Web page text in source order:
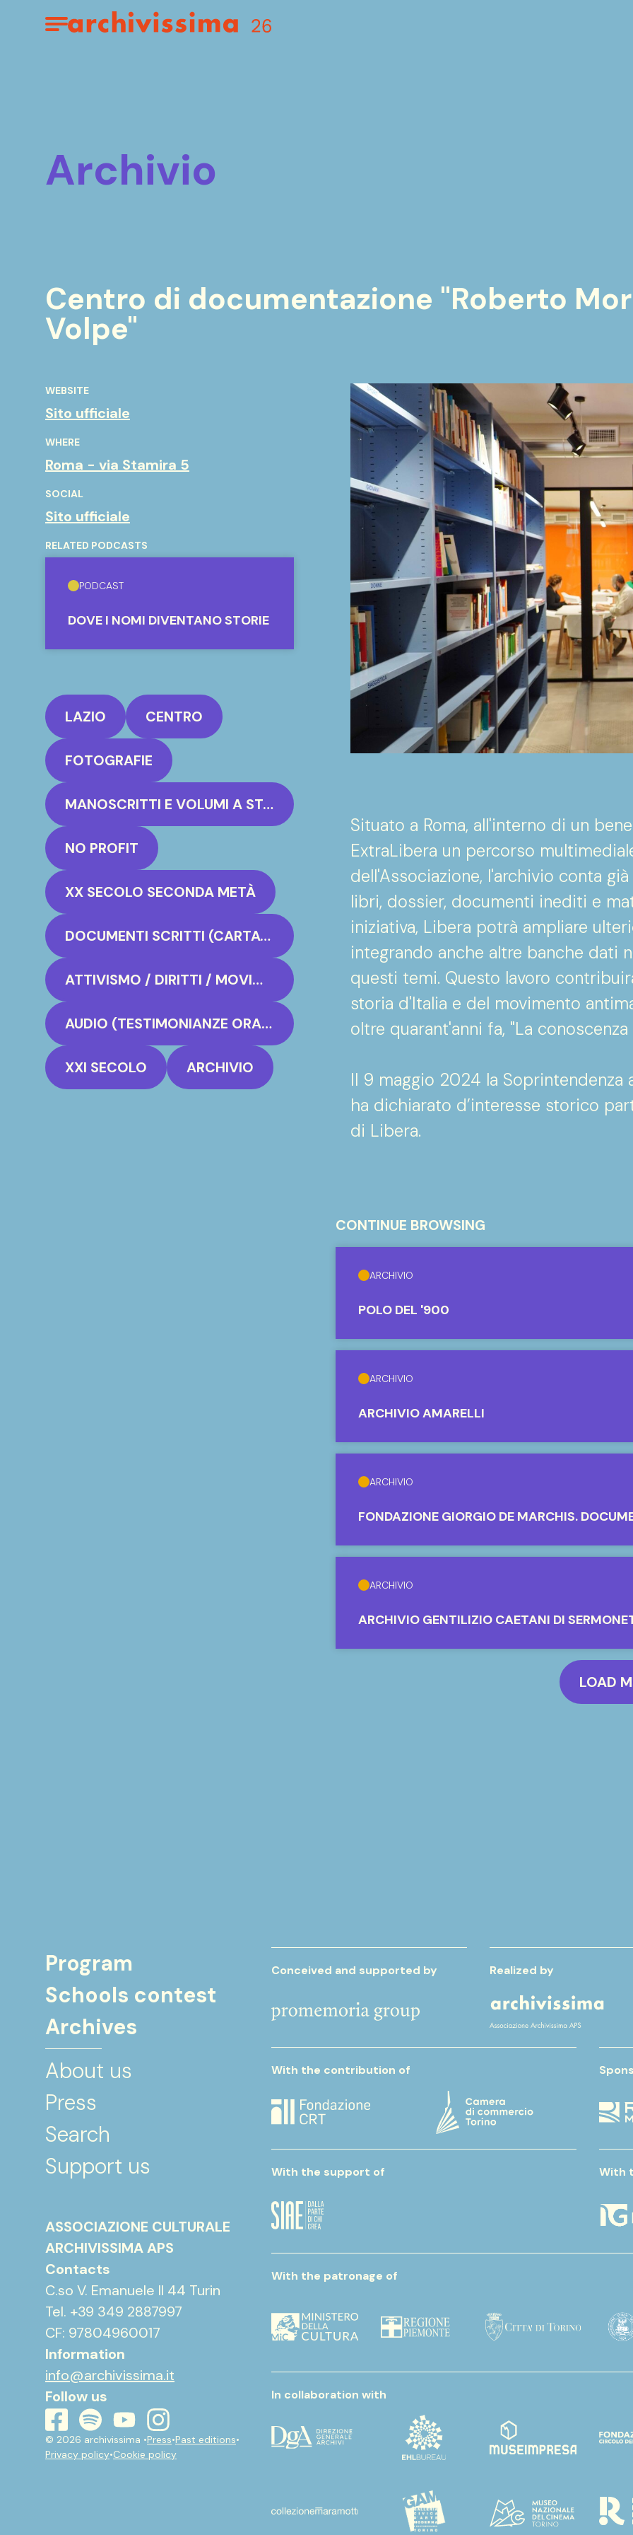
Home page
Apri il menu
archivio
Centro di documentazione "Roberto
Volpe"
WEBSITE
Sito ufficiale
WHERE
Roma - via Stamira 5
SOCIAL
Sito ufficiale
RELATED PODCASTS
PODCAST
DOVE I NOMI DIVENTANO STORIE
LAZIO CENTRO
FOTOGRAFIE
MANOSCRITTI E VOLUMI A STAMPA
NO PROFIT
XX SECOLO SECONDA METÀ
DOCUMENTI SCRITTI (CARTACEO, PERGAMENA)
ATTIVISMO / DIRITTI / MOVIMENTI
AUDIO (TESTIMONIANZE ORALI)
XXI SECOLO ARCHIVIO
Situato a Roma, all'interno di un
ExtraLibera un percorso
dell'Associazione, l'archivio conta
libri, dossier, documenti inediti e
iniziativa, Libera potrà ampliare
integrando anche altre banche dati
questi temi. Questo lavoro
storia d'Italia e del movimento
oltre quarant'anni fa, "La
Il 9 maggio 2024 la
ha dichiarato d’interesse storico
di Libera.
CONTINUE BROWSING
ARCHIVIO
POLO DEL '900
ARCHIVIO
ARCHIVIO AMARELLI
ARCHIVIO
FONDAZIONE GIORGIO DE MARCHIS.
ARCHIVIO
ARCHIVIO GENTILIZIO CAETANI DI
LOAD
Program
Schools contest
Archives
About us
Press
Search
Support us
ASSOCIAZIONE CULTURALE
ARCHIVISSIMA APS
Contacts
C.so V. Emanuele II 44 Turin
Tel. +39 349 2887997
CF: 97804960017
Information
info@archivissima.it
Follow us
facebook
spotifyyoutubeinstagram
© 2026 archivissima •Press•Past editions•
Privacy policy•Cookie policy
Conceived and supported by Realized by
With the contribution of
With the support of With
With the patronage of
In collaboration with